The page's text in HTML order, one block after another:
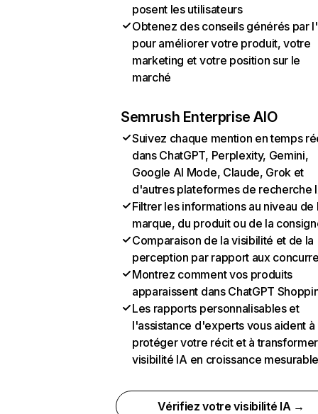
posent les utilisateurs
Obtenez des conseils générés par
pour améliorer votre produit, votre
marketing et votre position sur le
marché
Semrush Enterprise AIO
Suivez chaque mention en temps
dans ChatGPT, Perplexity, Gemini,
Google AI Mode, Claude, Grok et
d'autres plateformes de recherche
Filtrer les informations au niveau de
marque, du produit ou de la
Comparaison de la visibilité et de la
perception par rapport aux
Montrez comment vos produits
apparaissent dans ChatGPT
Les rapports personnalisables et
l'assistance d'experts vous aident à
protéger votre récit et à
visibilité IA en croissance
Vérifiez votre visibilité IA →